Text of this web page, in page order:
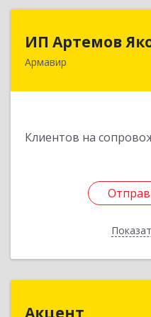
ИП Артемов
Армавир
Клиентов на
Акцент